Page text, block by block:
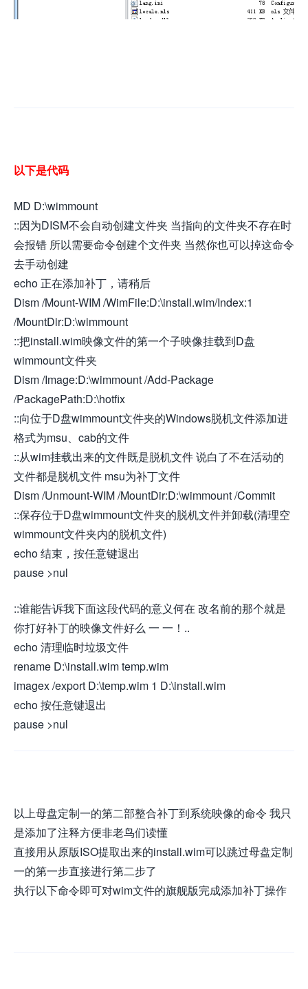
以下是代码
MD D:\wimmount
::因为DISM不会自动创建文件夹 当指向的文件夹不存在时
会报错 所以需要命令创建个文件夹 当然你也可以掉这命令
去手动创建
echo 正在添加补丁，请稍后
Dism /Mount-WIM /WimFile:D:\install.wim/Index:1
/MountDir:D:\wimmount
::把install.wim映像文件的第一个子映像挂载到D盘
wimmount文件夹
Dism /Image:D:\wimmount /Add-Package
/PackagePath:D:\hotfix
::向位于D盘wimmount文件夹的Windows脱机文件添加进
格式为msu、cab的文件
::从wim挂载出来的文件既是脱机文件 说白了不在活动的
文件都是脱机文件 msu为补丁文件
Dism /Unmount-WIM /MountDir:D:\wimmount /Commit
::保存位于D盘wimmount文件夹的脱机文件并卸载(清理空
wimmount文件夹内的脱机文件)
echo 结束，按任意键退出
pause >nul
::谁能告诉我下面这段代码的意义何在 改名前的那个就是
你打好补丁的映像文件好么 一 一！..
echo 清理临时垃圾文件
rename D:\install.wim temp.wim
imagex /export D:\temp.wim 1 D:\install.wim
echo 按任意键退出
pause >nul
以上母盘定制一的第二部整合补丁到系统映像的命令 我只
是添加了注释方便非老鸟们读懂
直接用从原版ISO提取出来的install.wim可以跳过母盘定制
一的第一步直接进行第二步了
执行以下命令即可对wim文件的旗舰版完成添加补丁操作